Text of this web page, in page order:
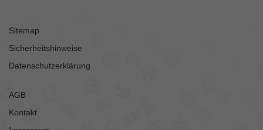
Sitemap
Sicherheitshinweise
Datenschutzerklärung
AGB
Kontakt